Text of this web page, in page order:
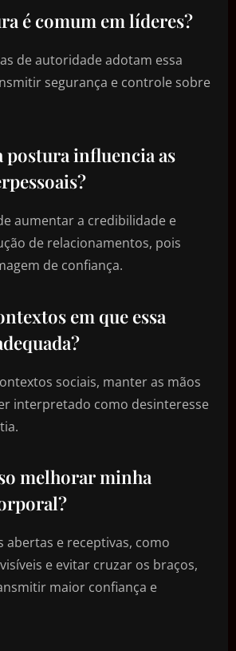
é comum em líderes?
de autoridade adotam essa
segurança e controle sobre
postura influencia as
aumentar a credibilidade e
de relacionamentos, pois
de confiança.
em que essa
sociais, manter as mãos
interpretado como desinteresse
melhorar minha
abertas e receptivas, como
e evitar cruzar os braços,
maior confiança e